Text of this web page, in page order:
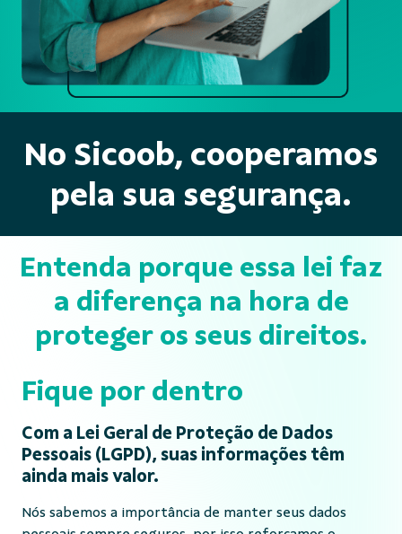
No Sicoob, cooperamos
pela sua segurança.
Entenda porque essa lei faz
a diferença na hora de
proteger os seus direitos.
Fique por dentro
Com a Lei Geral de Proteção de Dados
Pessoais (LGPD), suas informações têm
ainda mais valor.
Nós sabemos a importância de manter seus dados